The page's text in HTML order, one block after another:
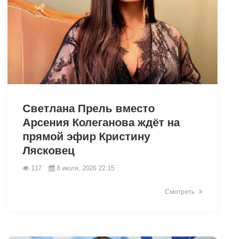
Светлана Прель вместо
Арсения Колеганова ждёт на
прямой эфир Кристину
Лясковец
117 8 июля, 2026 22:15
Смотреть